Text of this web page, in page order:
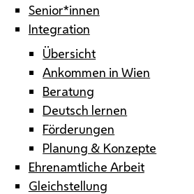
Senior*innen
Integration
Übersicht
Ankommen in Wien
Beratung
Deutsch lernen
Förderungen
Planung & Konzepte
Ehrenamtliche Arbeit
Gleichstellung